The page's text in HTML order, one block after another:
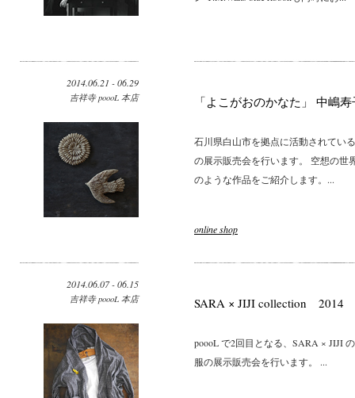
2014.06.21 - 06.29
吉祥寺 poooL 本店 「よこがおのかなた」 中嶋
石川県白山市を拠点に活動されてい
の展示販売会を行います。 空想の世
のような作品をご紹介します。...
online shop
2014.06.07 - 06.15
吉祥寺 poooL 本店 SARA × JIJI collection 2014
poooL で2回目となる、SARA × JIJI
服の展示販売会を行います。 ...